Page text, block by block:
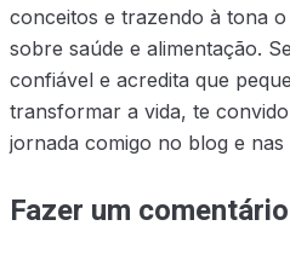
conceitos e trazendo à tona
sobre saúde e alimentação.
confiável e acredita que
transformar a vida, te
jornada comigo no blog e nas
Fazer um comentário